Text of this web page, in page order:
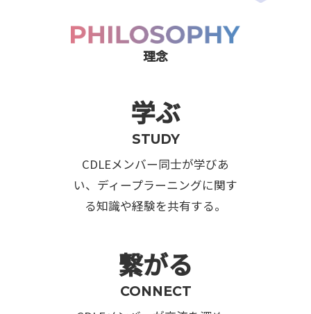
理念
学ぶ
STUDY
CDLEメンバー同士が学びあ
い、ディープラーニングに関す
る知識や経験を共有する。
繋がる
CONNECT